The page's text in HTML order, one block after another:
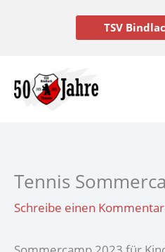
TSV
Tennis
Schreibe einen Kommentar